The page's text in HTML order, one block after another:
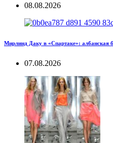
08.08.2026
Мирлинд Даку в «Спартаке»: албанская
07.08.2026